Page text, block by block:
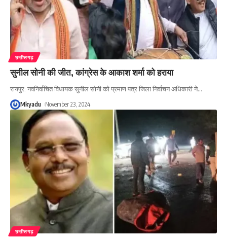
छत्तीसगढ़
सुनील सोनी की जीत, कांग्रेस के आकाश शर्मा को हराया
रायपुर: नवनिर्वाचित विधायक सुनील सोनी को प्रमाण पत्र जिला निर्वाचन अधिकारी ने…
Mkyadu November 23, 2024
छत्तीसगढ़